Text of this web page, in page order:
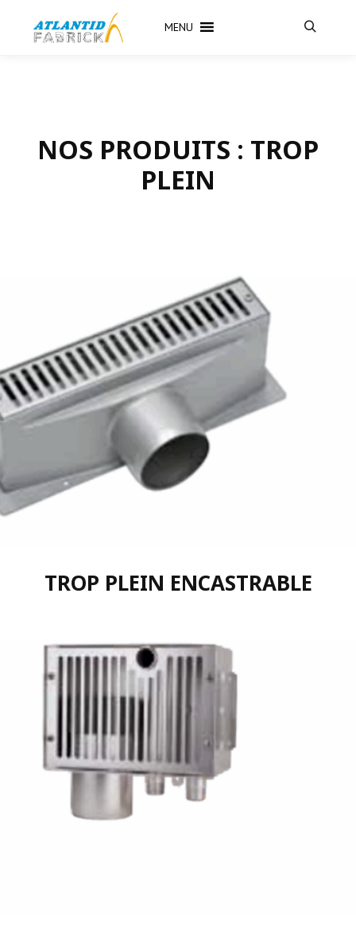
MENU
NOS PRODUITS : TROP
PLEIN
TROP PLEIN ENCASTRABLE